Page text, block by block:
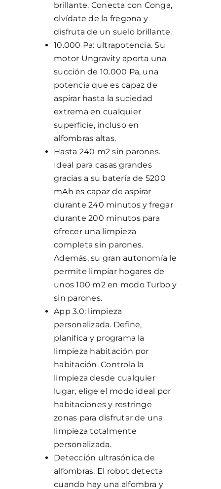
brillante. Conecta con Conga,
olvídate de la fregona y
disfruta de un suelo brillante.
10.000 Pa: ultrapotencia. Su
motor Ungravity aporta una
succión de 10.000 Pa, una
potencia que es capaz de
aspirar hasta la suciedad
extrema en cualquier
superficie, incluso en
alfombras altas.
Hasta 240 m2 sin parones.
Ideal para casas grandes
gracias a su batería de 5200
mAh es capaz de aspirar
durante 240 minutos y fregar
durante 200 minutos para
ofrecer una limpieza
completa sin parones.
Además, su gran autonomía le
permite limpiar hogares de
unos 100 m2 en modo Turbo y
sin parones.
App 3.0: limpieza
personalizada. Define,
planifica y programa la
limpieza habitación por
habitación. Controla la
limpieza desde cualquier
lugar, elige el modo ideal por
habitaciones y restringe
zonas para disfrutar de una
limpieza totalmente
personalizada.
Detección ultrasónica de
alfombras. El robot detecta
cuando hay una alfombra y